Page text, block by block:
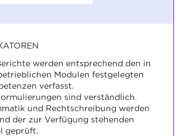
werden entsprechend den in
Modulen festgelegten
verfasst.
sind verständlich.
und Rechtschreibung werden
der zur Verfügung stehenden
geprüft.